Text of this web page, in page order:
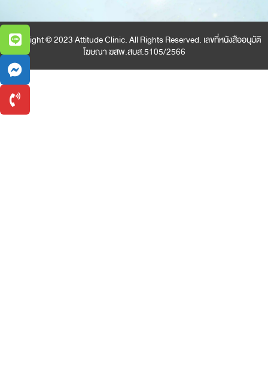
Copyright © 2023 Attitude Clinic. All Rights Reserved. เลขที่หนังสืออนุมัติ
โฆษณา ฆสพ.สบส.5105/2566